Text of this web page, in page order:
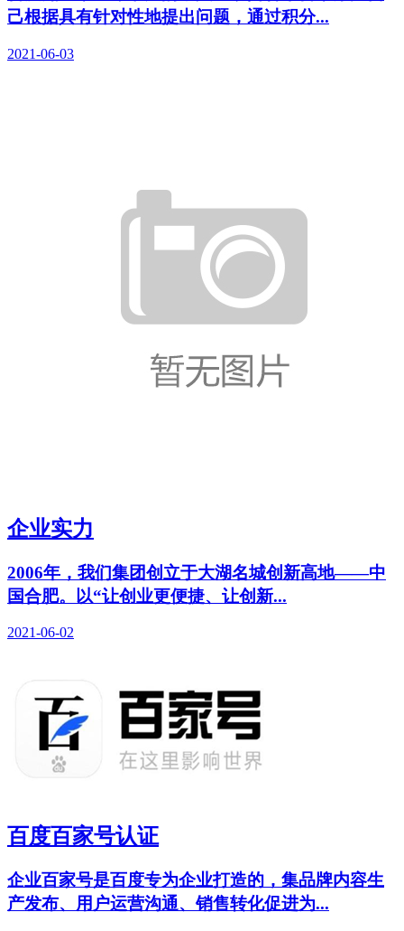
己根据具有针对性地提出问题，通过积分...
2021-06-03
企业实力
2006年，我们集团创立于大湖名城创新高地——中
国合肥。以“让创业更便捷、让创新...
2021-06-02
百度百家号认证
企业百家号是百度专为企业打造的，集品牌内容生
产发布、用户运营沟通、销售转化促进为...